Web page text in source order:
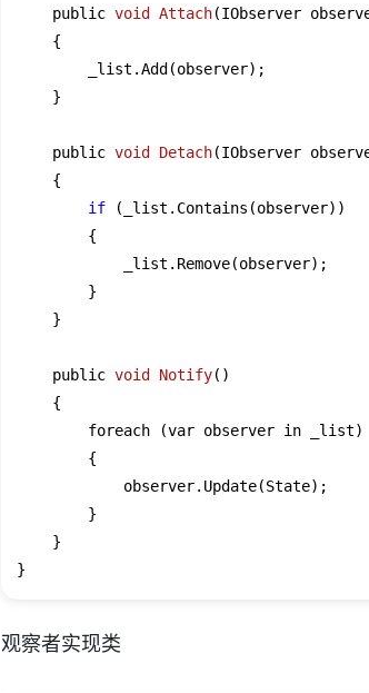
    public
void Attach(IObserver
    {
        _list.Add(observer);
    }
    public
void Detach(IObserver
    {
if (_list.Contains(observer))
        {
            _list.Remove(observer);
        }
    }
    public
void Notify()
    {
        foreach (var observer in _list)
        {
            observer.Update(State);
        }
    }
观察者实现类